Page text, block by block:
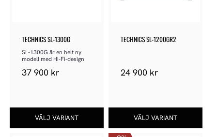
TECHNICS SL-1300G
SL-1300G är en helt ny
modell med Hi-Fi-design
37 900 kr
TECHNICS SL-1200GR2
24 900 kr